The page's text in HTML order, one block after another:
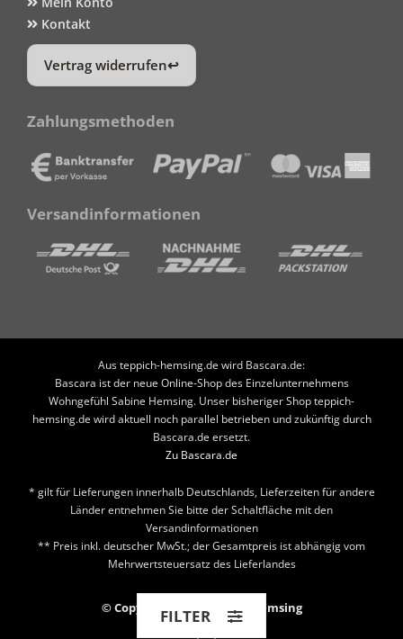
Kontakt
Vertrag widerrufen
Zahlungsmethoden
Versandinformationen
Aus teppich-hemsing.de wird Bascara.de:
Bascara ist der neue Online-Shop des Einzelunternehmens
Wohngefühl Sabine Hemsing. Unser bisheriger Shop teppich-
hemsing.de wird aktuell noch parallel betrieben und zukünftig durch
Bascara.de ersetzt.
Zu Bascara.de
* gilt für Lieferungen innerhalb Deutschlands, Lieferzeiten für andere
Länder entnehmen Sie bitte der Schaltfläche mit den
Versandinformationen
** Preis inkl. deutscher MwSt.; der Gesamtpreis ist abhängig vom
Mehrwertsteuersatz des Lieferlandes
© Copyright 2026 Teppich Hemsing
FILTER